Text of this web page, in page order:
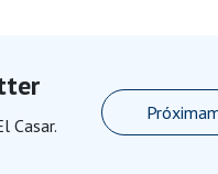
Casar.